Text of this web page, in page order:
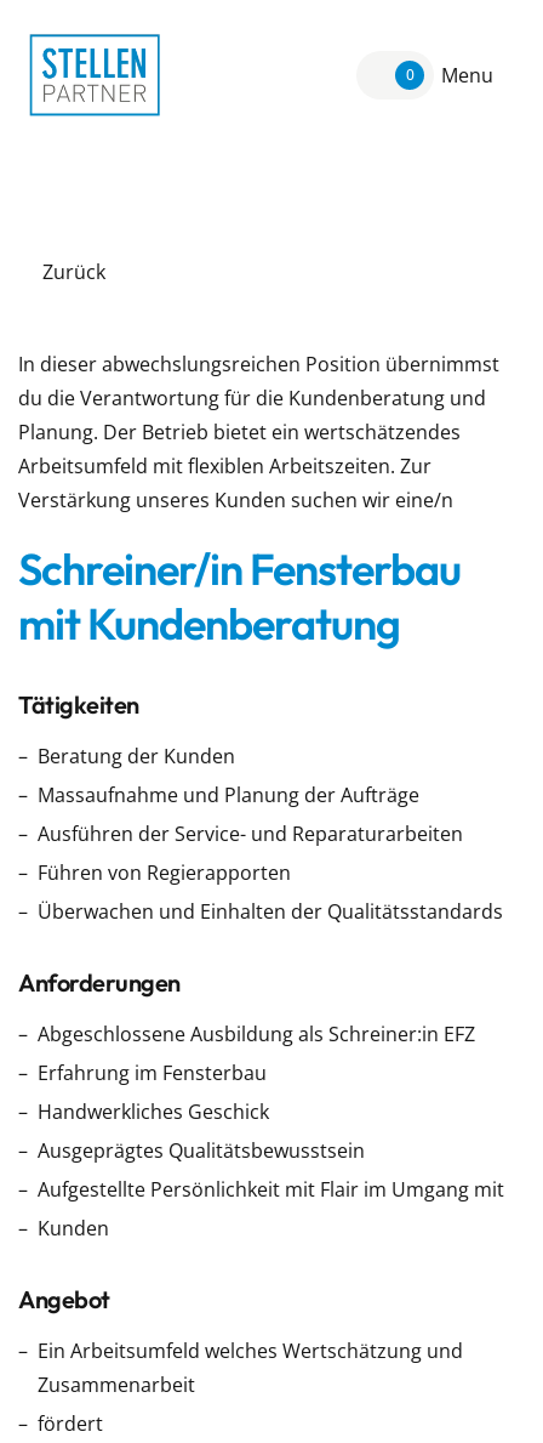
0 Menu
Zurück
In dieser abwechslungsreichen Position übernimmst
du die Verantwortung für die Kundenberatung und
Planung. Der Betrieb bietet ein wertschätzendes
Arbeitsumfeld mit flexiblen Arbeitszeiten. Zur
Verstärkung unseres Kunden suchen wir eine/n
Schreiner/in Fensterbau
mit Kundenberatung
Tätigkeiten
Beratung der Kunden
Massaufnahme und Planung der Aufträge
Ausführen der Service- und Reparaturarbeiten
Führen von Regierapporten
Überwachen und Einhalten der Qualitätsstandards
Anforderungen
Abgeschlossene Ausbildung als Schreiner:in EFZ
Erfahrung im Fensterbau
Handwerkliches Geschick
Ausgeprägtes Qualitätsbewusstsein
Aufgestellte Persönlichkeit mit Flair im Umgang mit
Kunden
Angebot
Ein Arbeitsumfeld welches Wertschätzung und
Zusammenarbeit
fördert